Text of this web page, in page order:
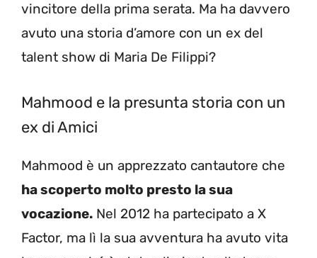
vincitore della prima serata. Ma ha davvero
avuto una storia d’amore con un ex del
talent show di Maria De Filippi?
Mahmood e la presunta storia con un
ex di Amici
Mahmood è un apprezzato cantautore che
ha scoperto molto presto la sua
vocazione. Nel 2012 ha partecipato a X
Factor, ma lì la sua avventura ha avuto vita